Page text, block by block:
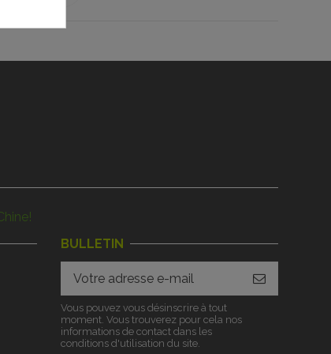
BULLETIN
Vous pouvez vous désinscrire à tout
moment. Vous trouverez pour cela nos
informations de contact dans les
conditions d'utilisation du site.